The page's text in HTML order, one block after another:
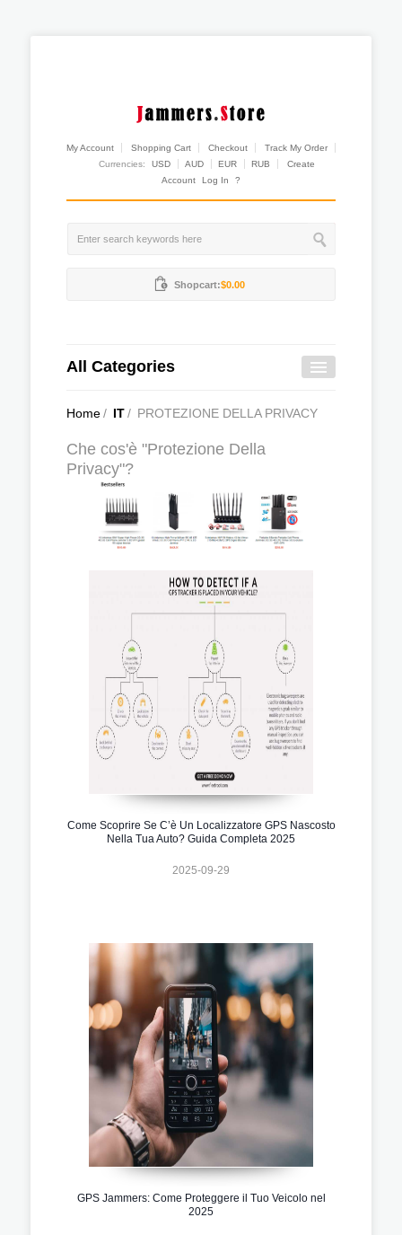
My Account Shopping Cart Checkout
Track My Order
Currencies:
USD AUD EUR RUB
Create
Account
Log In ?
Shopcart:$0.00
All Categories
Home/ IT/ PROTEZIONE DELLA PRIVACY
Che cos'è "Protezione Della
Privacy"?
Come Scoprire Se C’è Un Localizzatore GPS Nascosto
Nella Tua Auto? Guida Completa 2025
2025-09-29
GPS Jammers: Come Proteggere il Tuo Veicolo nel
2025